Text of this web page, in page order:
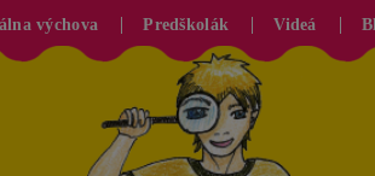
výchova Predškolák Videá